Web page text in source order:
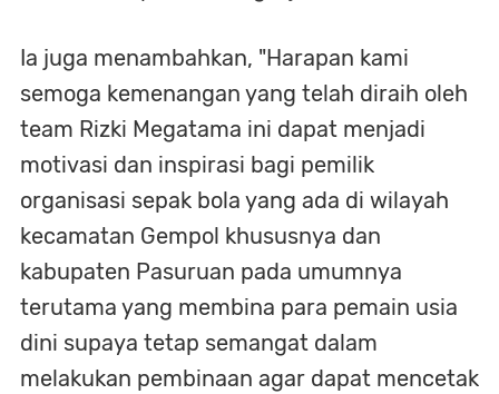
Ia juga menambahkan, "Harapan kami
semoga kemenangan yang telah diraih oleh
team Rizki Megatama ini dapat menjadi
motivasi dan inspirasi bagi pemilik
organisasi sepak bola yang ada di wilayah
kecamatan Gempol khususnya dan
kabupaten Pasuruan pada umumnya
terutama yang membina para pemain usia
dini supaya tetap semangat dalam
melakukan pembinaan agar dapat mencetak